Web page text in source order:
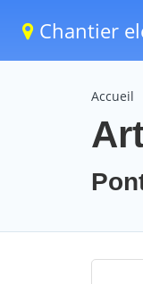
Chantier
Accueil